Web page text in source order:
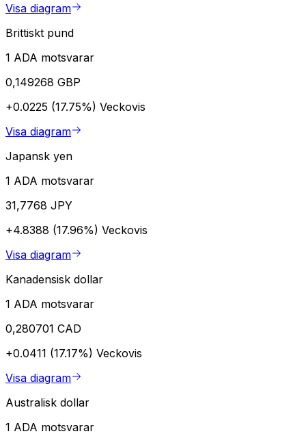
Visa diagram
Brittiskt pund
1 ADA motsvarar
0,149268 GBP
+0.0225 (17.75%) Veckovis
Visa diagram
Japansk yen
1 ADA motsvarar
31,7768 JPY
+4.8388 (17.96%) Veckovis
Visa diagram
Kanadensisk dollar
1 ADA motsvarar
0,280701 CAD
+0.0411 (17.17%) Veckovis
Visa diagram
Australisk dollar
1 ADA motsvarar